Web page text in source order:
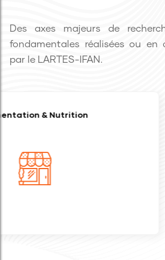
Des axes majeurs de
fondamentales réalisées ou en
par le LARTES-IFAN.
Économie Sociale